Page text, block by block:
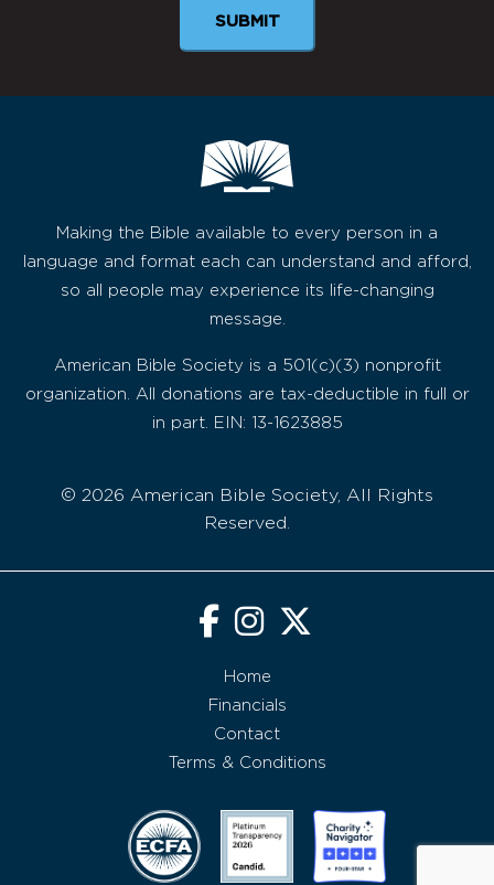
SUBMIT
Making the Bible available to every person in a
language and format each can understand and afford,
so all people may experience its life-changing
message.
American Bible Society is a 501(c)(3) nonprofit
organization. All donations are tax-deductible in full or
in part. EIN: 13-1623885
© 2026 American Bible Society, All Rights
Reserved.
Home
Financials
Contact
Terms & Conditions